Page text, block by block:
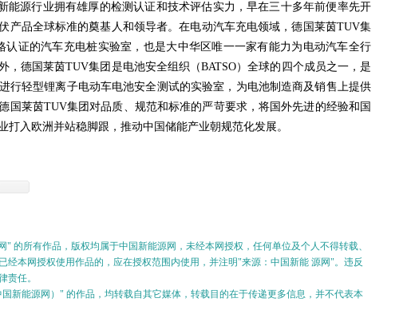
能源行业拥有雄厚的检测认证和技术评估实力，早在三十多年前便率先开
产品全球标准的奠基人和领导者。在电动汽车充电领域，德国莱茵TUV集
认证的汽车充电桩实验室，也是大中华区唯一一家有能力为电动汽车全行
，德国莱茵TUV集团是电池安全组织（BATSO）全球的四个成员之一，是
行轻型锂离子电动车电池安全测试的实验室，为电池制造商及销售上提供
国莱茵TUV集团对品质、规范和标准的严苛要求，将国外先进的经验和国
打入欧洲并站稳脚跟，推动中国储能产业朝规范化发展。
" 的所有作品，版权均属于中国新能源网，未经本网授权，任何单位及个人不得转载、
经本网授权使用作品的，应在授权范围内使用，并注明"来源：中国新能 源网"。违反
责任。
新能源网）" 的作品，均转载自其它媒体，转载目的在于传递更多信息，并不代表本